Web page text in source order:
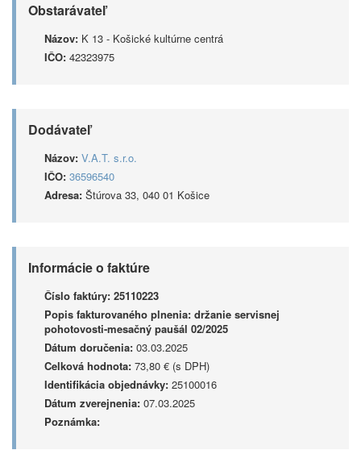
Obstarávateľ
Názov: K 13 - Košické kultúrne centrá
IČO: 42323975
Dodávateľ
Názov: V.A.T. s.r.o.
IČO: 36596540
Adresa: Štúrova 33, 040 01 Košice
Informácie o faktúre
Číslo faktúry: 25110223
Popis fakturovaného plnenia: držanie servisnej
pohotovosti-mesačný paušál 02/2025
Dátum doručenia: 03.03.2025
Celková hodnota: 73,80 € (s DPH)
Identifikácia objednávky: 25100016
Dátum zverejnenia: 07.03.2025
Poznámka: